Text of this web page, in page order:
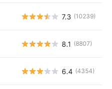
7.3 (10239)
8.1 (8807)
6.4 (4354)